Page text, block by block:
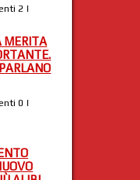
2 |
MERITA
0 |